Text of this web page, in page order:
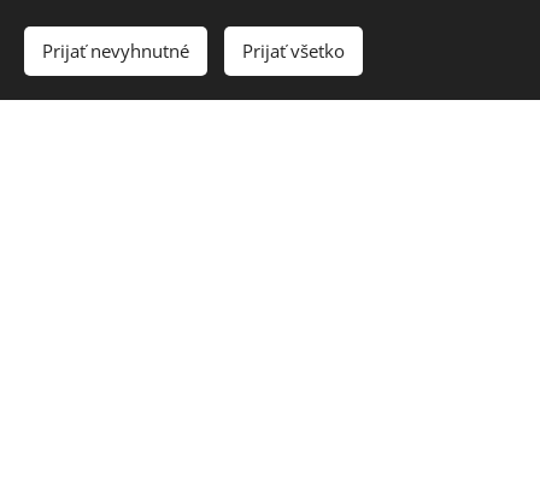
Všetky články z môjho BLOG-u
Prijať nevyhnutné Prijať všetko